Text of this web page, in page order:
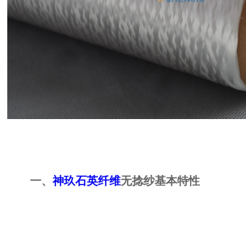
一、 神玖石英纤维无捻纱基本特性